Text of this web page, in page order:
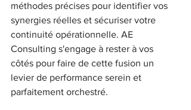
méthodes précises pour identifier vos
synergies réelles et sécuriser votre
continuité opérationnelle. AE
Consulting s'engage à rester à vos
côtés pour faire de cette fusion un
levier de performance serein et
parfaitement orchestré.